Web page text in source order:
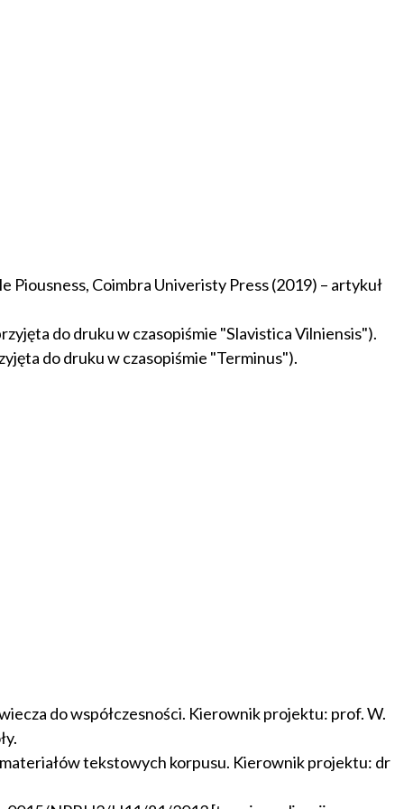
Coimbra Univeristy Press (2019) – artykuł
do druku w czasopiśmie "Slavistica Vilniensis").
do druku w czasopiśmie "Terminus").
do współczesności. Kierownik projektu: prof. W.
tekstowych korpusu. Kierownik projektu: dr